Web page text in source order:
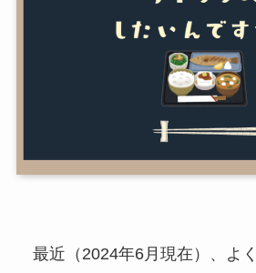
最近（2024年6月現在）、よ